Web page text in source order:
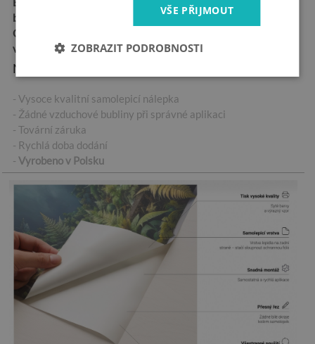
bezpečný pro zdraví
Odolná vůči povětrnostním
vlivům
Nejdůležitější vlastnosti produktu:
- Vysoce kvalitní samolepicí nálepka
- Žádné vzduchové bubliny při správné aplikaci
- Tovární záruka
- Rychlá doba dodání
- Vyrobeno v Polsku
VŠE PŘIJMOUT
ZOBRAZIT PODROBNOSTI